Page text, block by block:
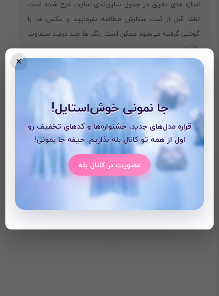
‎اندازه های دقیق در جدول سایزبندی سایت درج شده است
لطفا قبل از ثبت سفارش مطالعه بفرمایید و عکس ها با
گوشی گرفته می‌شود ممکن است رنگ ها چند درصد متفاوت
باشند.
محصولات دیده شده
×
جا نمونی خوش‌استایل!
قراره مدل‌های جدید، جشنواره‌ها و کدهای تخفیف رو
اول از همه تو کانال بله بذاریم. حیفه جا بمونی!
عضویت در کانال بله